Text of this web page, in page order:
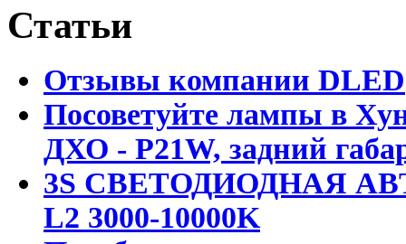
Статьи
Отзывы компании DLED
Посоветуйте лампы в
ДХО - P21W, задний
3S СВЕТОДИОДНАЯ
L2 3000-10000K